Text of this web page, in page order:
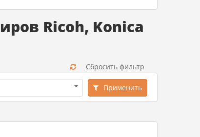
Ricoh, Konica
Применить
Сбросить фильтр